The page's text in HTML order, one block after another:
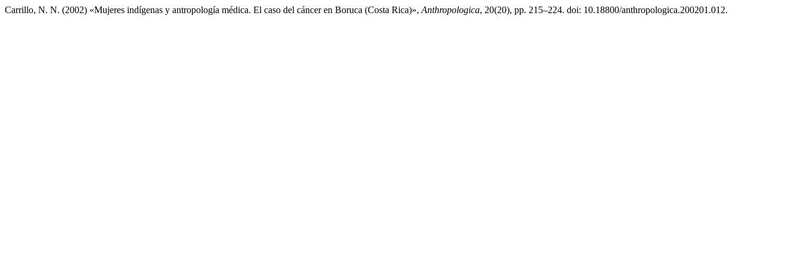
Carrillo, N. N. (2002) «Mujeres indígenas y antropología médica. El caso del cáncer en Boruca (Costa Rica)», Anthropologica, 20(20), pp. 215–224. doi: 10.18800/anthropologica.200201.012.